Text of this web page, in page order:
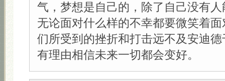
气，梦想是自己的，除了自己没有
无论面对什么样的不幸都要微笑着
们所受到的挫折和打击远不及安迪
有理由相信未来一切都会变好。